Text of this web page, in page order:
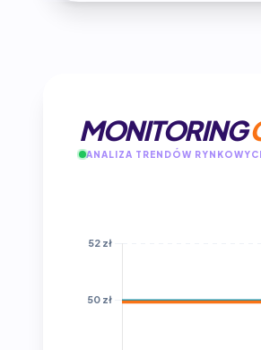
MONITORING
ANALIZA TRENDÓW